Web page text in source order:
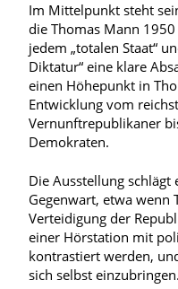
Im Mittelpunkt steht
die Thomas Mann
jedem „totalen Staat“
Diktatur“ eine klare
einen Höhepunkt in
Entwicklung vom
Vernunftrepublikaner
Demokraten.
Die Ausstellung schlägt
Gegenwart, etwa wenn
Verteidigung der
einer Hörstation mit
kontrastiert werden,
sich selbst einzubringen.